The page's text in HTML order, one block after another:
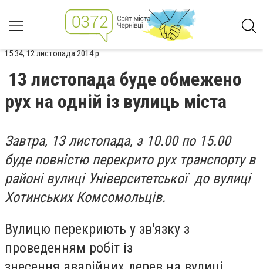
15:34, 12 листопада 2014 р.
13 листопада буде обмежено
рух на одній із вулиць міста
Завтра, 13 листопада, з 10.00 по 15.00
буде повністю перекрито рух транспорту в
районі вулиці Університетської до вулиці
Хотинських Комсомольців.
Вулицю перекриють у зв'язку з
проведенням робіт із